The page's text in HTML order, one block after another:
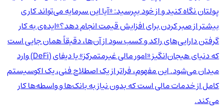
پولتان نگاه کنید و از خود بپرسید: «آیا این سرمایه می‌تواند کاری
بیشتر از صبر کردن برای افزایش قیمت انجام دهد؟»ایده‌ی به کار
گرفتن دارایی‌های راکد و کسب سود از آن‌ها، دقیقاً همان جایی است
که دنیای هیجان‌انگیز «امور مالی غیرمتمرکز» یا دیفای (DeFi) وارد
میدان می‌شود. این مفهوم، فراتر از یک اصطلاح فنی، یک اکوسیستم
کامل از خدمات مالی است که بدون نیاز به بانک‌ها و واسطه‌ها کار
می‌کند.